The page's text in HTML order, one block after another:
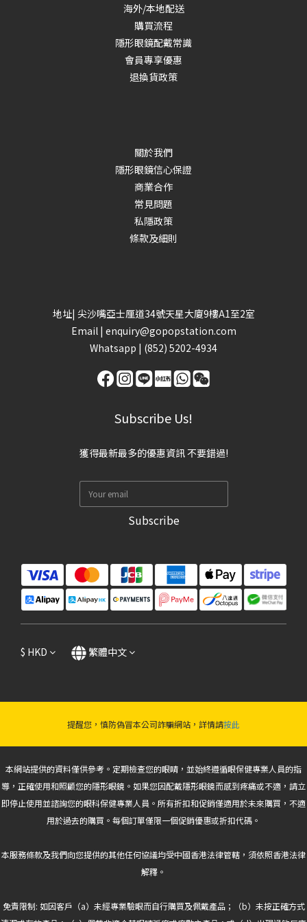
海外/本地配送
購買流程
隱形眼鏡配戴常識
會員專享優惠
退換貨政策
關於我們
隱形眼鏡信心保證
商業合作
常見問題
私隱政策
條款及細則
地址| 尖沙嘴亞士厘道34號天星大廈9樓A1至2室
Email | enquiry@gopopstation.com
Whatsapp | (852) 5202-4934
Subscribe Us!
獲得最新最多的優惠資訊 不要錯過!
Subscribe
$ HKD 繁體中文
提醒您，慎防偽冒本公司詐騙網站，詳情請按此
本網站提供的資料僅供參考。定期檢查您的眼睛，並始終遵循眼保健專業人員的指
導，正確使用和照顧您的隱形眼鏡。如果您因配戴隱形眼鏡而感到疼痛或不適，請立
即停止使用並諮詢您的眼科保健專業人員。所有折扣和促銷僅適用於未來購買，不適
用於過去的購買。每個訂單僅限一個促銷優惠或折扣代碼。
本服務條款及我們向您提供的其他任何協議均受中國香港法律管轄，須依照香港法律
解釋。
免責限制: 如因客戶（a）未經專業驗眼而自行購買及佩戴產品；（b）未按正確方式